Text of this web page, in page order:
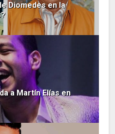
Diomedes en la
a Martín Elías en